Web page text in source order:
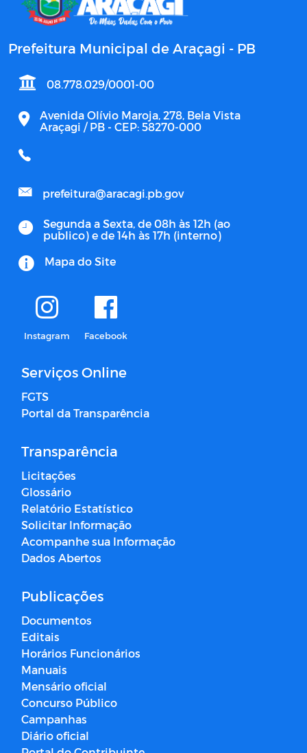
Prefeitura Municipal de Araçagi - PB
08.778.029/0001-00
Avenida Olívio Maroja, 278, Bela Vista
Araçagi / PB - CEP: 58270-000
prefeitura@aracagi.pb.gov
Segunda a Sexta, de 08h às 12h (ao
publico) e de 14h às 17h (interno)
Mapa do Site
Instagram Facebook
Serviços Online
FGTS
Portal da Transparência
Transparência
Licitações
Glossário
Relatório Estatístico
Solicitar Informação
Acompanhe sua Informação
Dados Abertos
Publicações
Documentos
Editais
Horários Funcionários
Manuais
Mensário oficial
Concurso Público
Campanhas
Diário oficial